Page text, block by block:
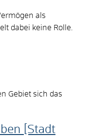
als
dabei keine Rolle.
Gebiet sich das
[Stadt